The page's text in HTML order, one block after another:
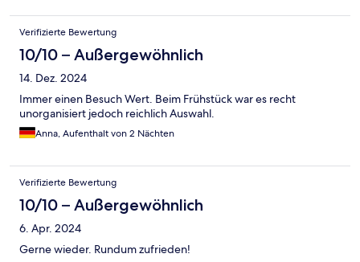
Verifizierte Bewertung
10/10 – Außergewöhnlich
14. Dez. 2024
Immer einen Besuch Wert. Beim Frühstück war es recht
unorganisiert jedoch reichlich Auswahl.
Anna, Aufenthalt von 2 Nächten
Verifizierte Bewertung
10/10 – Außergewöhnlich
6. Apr. 2024
Gerne wieder. Rundum zufrieden!